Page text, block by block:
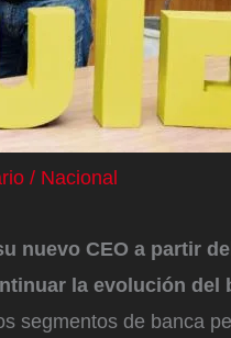
/ Nacional
nuevo CEO a partir
la evolución del
segmentos de banca